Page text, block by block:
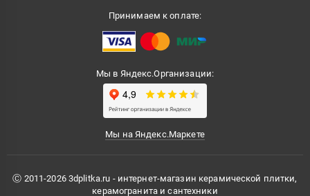
Принимаем к оплате:
Мы в Яндекс.Организации:
Мы на Яндекс.Маркете
Ⓒ 2011-2026 3dplitka.ru - интернет-магазин керамической плитки,
керамогранита и сантехники